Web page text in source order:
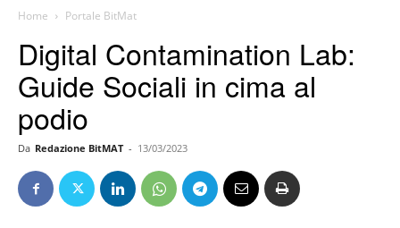
Home Portale BitMat
Digital Contamination Lab:
Guide Sociali in cima al
podio
Da Redazione BitMAT - 13/03/2023